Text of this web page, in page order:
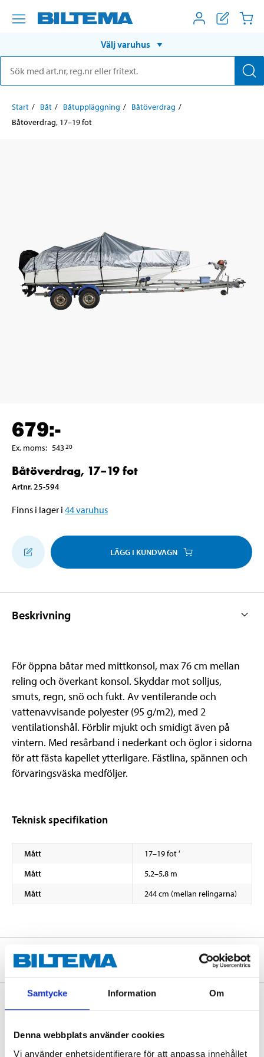
Samtycke Information Om
Denna webbplats använder cookies
Vi använder enhetsidentifierare för att anpassa innehållet
Välj varuhus
Start Båt Båtuppläggning
Båtöverdrag
Båtöverdrag, 17–19 fot
679:-
Ex. moms: 54320
Båtöverdrag, 17–19 fot
Artnr. 25-594
Finns i lager i 44varuhus
LÄGG I KUNDVAGN
Beskrivning
För öppna båtar med mittkonsol, max 76 cm mellan
reling och överkant konsol. Skyddar mot solljus,
smuts, regn, snö och fukt. Av ventilerande och
vattenavvisande polyester (95 g/m2), med 2
ventilationshål. Förblir mjukt och smidigt även på
vintern. Med resårband i nederkant och öglor i sidorna
för att fästa kapellet ytterligare. Fästlina, spännen och
förvaringsväska medföljer.
Teknisk specifikation
Mått
17–19 fot ′
Mått
5,2–5,8 m
Mått
244 cm (mellan relingarna)
Om tillverkaren
Köp & Hämta
Köp & Hämta i ditt varuhus inom 2 timmar! För mer information om